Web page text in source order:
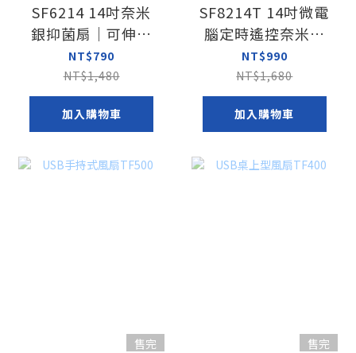
SF6214 14吋奈米
銀抑菌扇｜可伸縮
高角度送風
NT$790
NT$1,480
加入購物車
SF8214T 14吋微電
腦定時遙控奈米銀
抑菌扇
NT$990
NT$1,680
加入購物車
售完 售完